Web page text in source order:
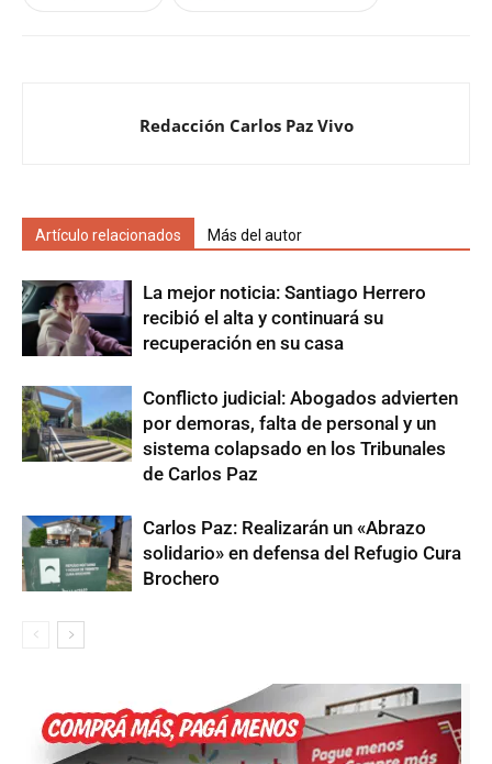
Redacción Carlos Paz Vivo
Artículo relacionados Más del autor
La mejor noticia: Santiago Herrero
recibió el alta y continuará su
recuperación en su casa
Conflicto judicial: Abogados advierten
por demoras, falta de personal y un
sistema colapsado en los Tribunales
de Carlos Paz
Carlos Paz: Realizarán un «Abrazo
solidario» en defensa del Refugio Cura
Brochero